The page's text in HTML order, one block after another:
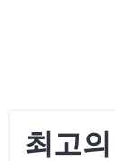
최고